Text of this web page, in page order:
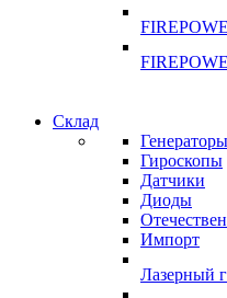
Склад
Гироскопы
Датчики
Диоды
Импорт
Лазерный